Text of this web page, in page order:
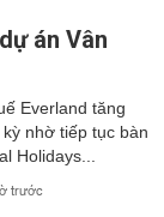
án Vân
Everland tăng
nhờ tiếp tục bàn
Holidays...
trước